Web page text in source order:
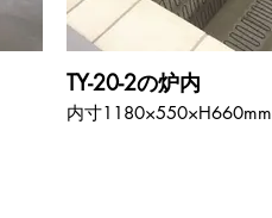
TY-20-2の炉内
内寸1180×550×H660mm